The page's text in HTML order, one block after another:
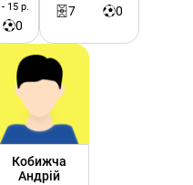
- 15 р.
0
7 0
Кобижча
Андрій